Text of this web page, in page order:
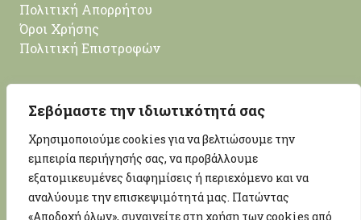
Σεβόμαστε την ιδιωτικότητά σας
Χρησιμοποιούμε cookies για να βελτιώσουμε την
εμπειρία περιήγησής σας, να προβάλλουμε
εξατομικευμένες διαφημίσεις ή περιεχόμενο και να
αναλύουμε την επισκεψιμότητά μας. Πατώντας
«Αποδοχή όλων», συναινείτε στη χρήση των cookies από
Πολιτική Απορρήτου
Όροι Χρήσης
Πολιτική Επιστροφών
Επικοινωνία
Νίκου Λευτεριώτη 14, Κέρκυρα, 49100
info@woodprojectmore.com
+30 26613 01247
ΑΡ. ΓΕΜΗ: 169715652000